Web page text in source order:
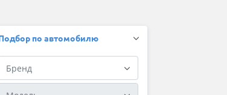
по автомобилю